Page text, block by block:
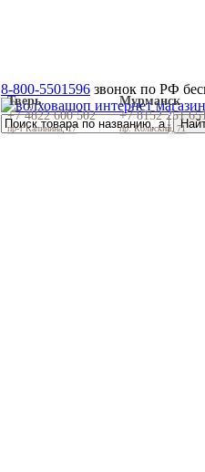
Тверь
+7 4822 600 502
пр-т Калинина, 17
Мурманск
+7 8152 251
пр. Кольский, 71
8-800-5501596 звонок по РФ